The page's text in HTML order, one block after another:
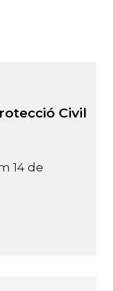
Civil
14 de